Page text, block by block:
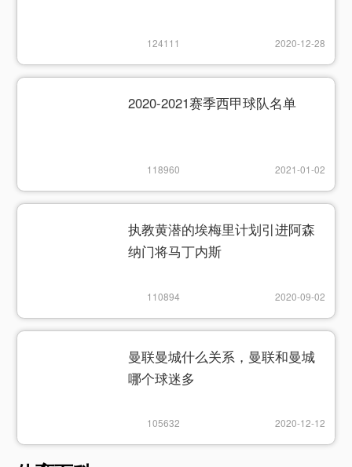
124111 2020-12-28
2020-2021赛季西甲球队名单
118960 2021-01-02
执教黄潜的埃梅里计划引进阿森
纳门将马丁内斯
110894 2020-09-02
曼联曼城什么关系，曼联和曼城
哪个球迷多
105632 2020-12-12